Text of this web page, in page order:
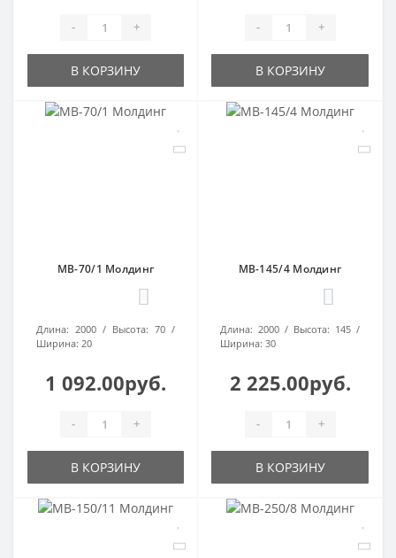
- +
В КОРЗИНУ
- +
В КОРЗИНУ
МВ-70/1 Молдинг
Длина: 2000 Высота: 70
Ширина: 20
1 092.00руб.
- +
В КОРЗИНУ
МВ-145/4 Молдинг
Длина: 2000 Высота: 145
Ширина: 30
2 225.00руб.
- +
В КОРЗИНУ